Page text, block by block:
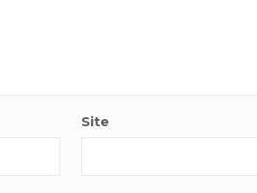
Site